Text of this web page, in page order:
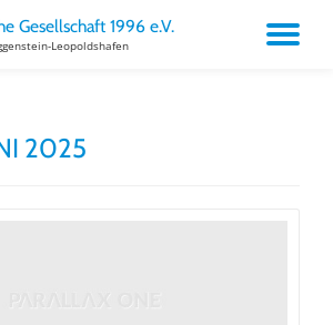
Gesellschaft 1996 e.V.
Leopoldshafen
2025